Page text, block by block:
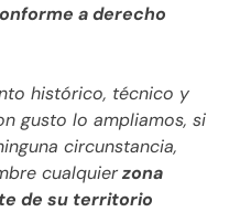
a derecho
histórico, técnico y
gusto lo ampliamos, si
circunstancia,
cualquierzona
de su territorio